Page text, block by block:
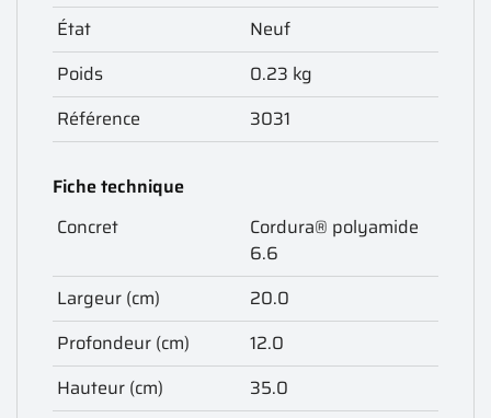
État
Neuf
Poids
0.23 kg
Référence
3031
Fiche technique
Concret
Cordura® polyamide
6.6
Largeur (cm)
20.0
Profondeur (cm)
12.0
Hauteur (cm)
35.0